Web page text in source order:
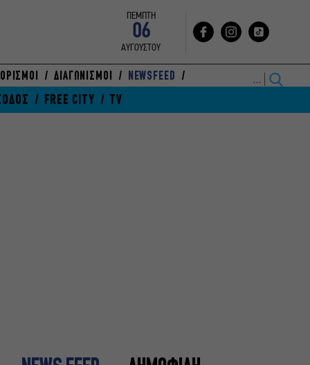
ΠΕΜΠΤΗ
06
ΑΥΓΟΥΣΤΟΥ
ΔΙΑΓΩΝΙΣΜΟΙ NEWSFEED
FREE CITY TV